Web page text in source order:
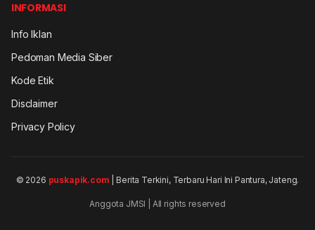
INFORMASI
Info Iklan
Pedoman Media Siber
Kode Etik
Disclaimer
Privacy Policy
© 2026 puskapik.com | Berita Terkini, Terbaru Hari Ini Pantura, Jateng.
Anggota JMSI | All rights reserved